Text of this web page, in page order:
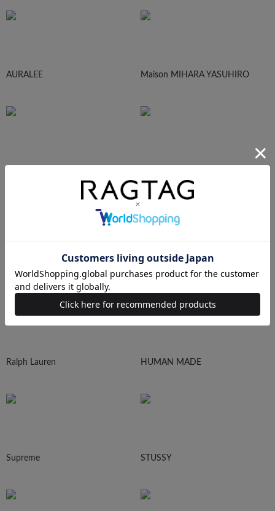
AURALEE Maison MIHARA YASUHIRO
Needles
Ralph Lauren HUMAN MADE
Supreme STUSSY